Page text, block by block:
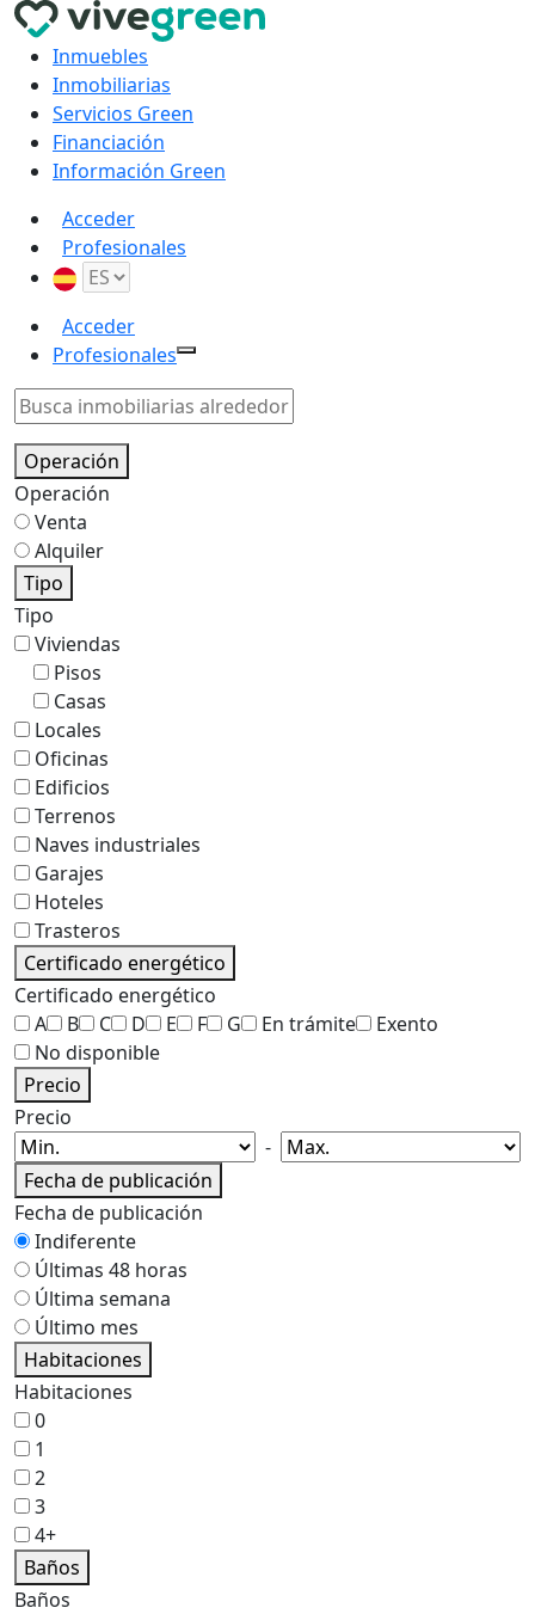
Inmuebles
Inmobiliarias
Servicios Green
Financiación
Información Green
Acceder
Profesionales
Acceder
Profesionales
Operación
Operación
Venta
Alquiler
Tipo
Tipo
Viviendas
Pisos
Casas
Locales
Oficinas
Edificios
Terrenos
Naves industriales
Garajes
Hoteles
Trasteros
Certificado energético
Certificado energético
A
B C D E F G En trámite
Exento
No disponible
Precio
Precio
-
Fecha de publicación
Fecha de publicación
Indiferente
Últimas 48 horas
Última semana
Último mes
Habitaciones
Habitaciones
0
1
2
3
4+
Baños
Baños